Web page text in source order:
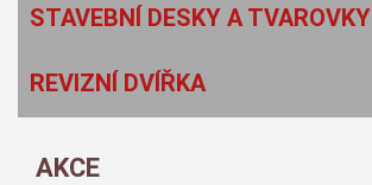
STAVEBNÍ DESKY A TVAROVKY
REVIZNÍ DVÍŘKA
AKCE